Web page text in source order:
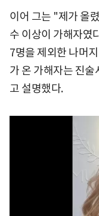
이어 그는 "제가 올
수 이상이 가해자였
7명을 제외한 나머
가 온 가해자는 진
고 설명했다.